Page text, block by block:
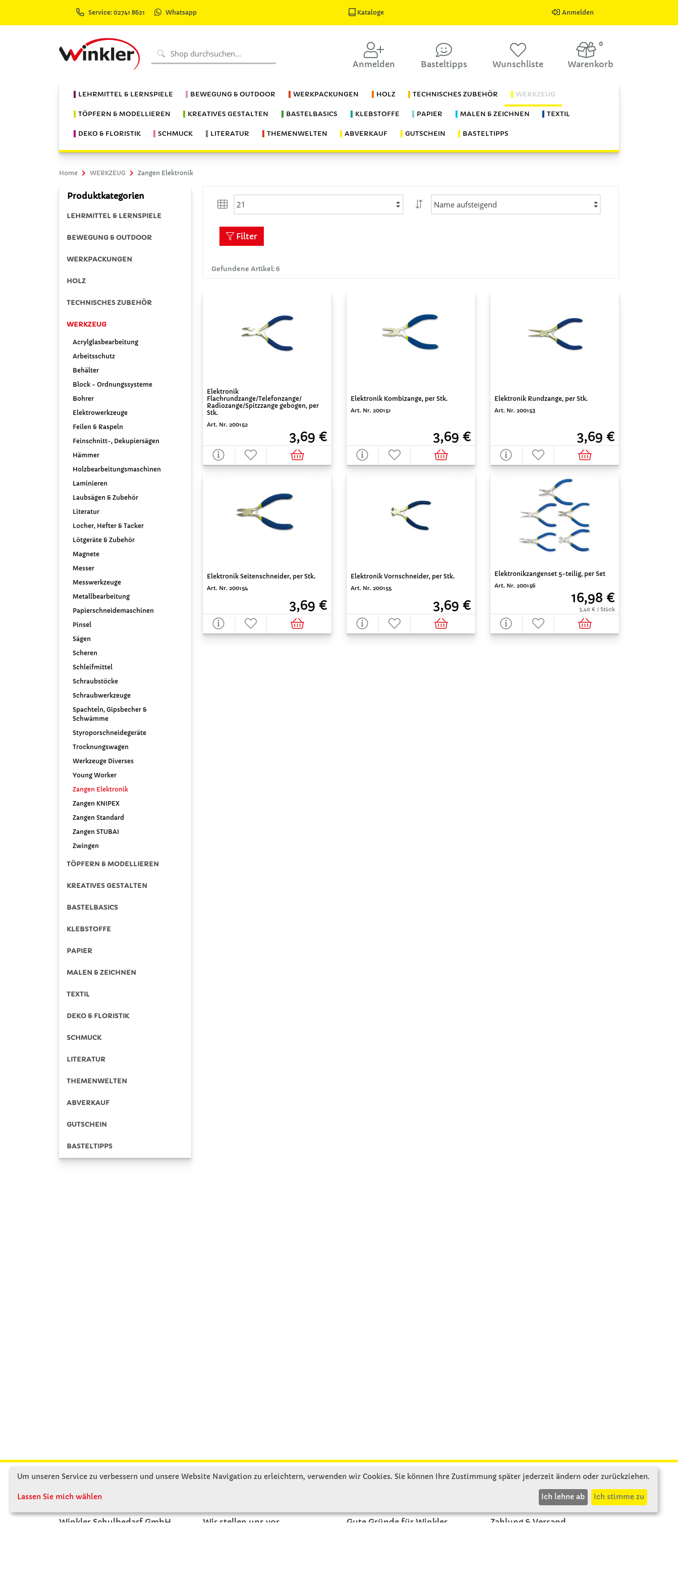
Service: 02741 8621 Whatsapp Kataloge Anmelden
Anmelden Basteltipps Wunschliste
0
Warenkorb
LEHRMITTEL & LERNSPIELE BEWEGUNG & OUTDOOR WERKPACKUNGEN HOLZ TECHNISCHES ZUBEHÖR WERKZEUG
TÖPFERN & MODELLIEREN KREATIVES GESTALTEN BASTELBASICS KLEBSTOFFE PAPIER MALEN & ZEICHNEN TEXTIL
DEKO & FLORISTIK SCHMUCK LITERATUR THEMENWELTEN ABVERKAUF GUTSCHEIN BASTELTIPPS
Home WERKZEUG Zangen Elektronik
Produktkategorien
LEHRMITTEL & LERNSPIELE
BEWEGUNG & OUTDOOR
WERKPACKUNGEN
HOLZ
TECHNISCHES ZUBEHÖR
WERKZEUG
Acrylglasbearbeitung
Arbeitsschutz
Behälter
Block - Ordnungssysteme
Bohrer
Elektrowerkzeuge
Feilen & Raspeln
Feinschnitt-, Dekupiersägen
Hämmer
Holzbearbeitungsmaschinen
Laminieren
Laubsägen & Zubehör
Literatur
Locher, Hefter & Tacker
Lötgeräte & Zubehör
Magnete
Messer
Messwerkzeuge
Metallbearbeitung
Papierschneidemaschinen
Pinsel
Sägen
Scheren
Schleifmittel
Schraubstöcke
Schraubwerkzeuge
Spachteln, Gipsbecher &
Schwämme
Styroporschneidegeräte
Trocknungswagen
Werkzeuge Diverses
Young Worker
Zangen Elektronik
Zangen KNIPEX
Zangen Standard
Zangen STUBAI
Zwingen
TÖPFERN & MODELLIEREN
KREATIVES GESTALTEN
BASTELBASICS
KLEBSTOFFE
PAPIER
MALEN & ZEICHNEN
TEXTIL
DEKO & FLORISTIK
SCHMUCK
LITERATUR
THEMENWELTEN
ABVERKAUF
GUTSCHEIN
BASTELTIPPS
Gefundene Artikel: 6
Filter
Elektronik
Flachrundzange/Telefonzange/
Radiozange/Spitzzange gebogen, per
Stk.
Art. Nr. 200152
3,69 €
Elektronik Kombizange, per Stk.
Art. Nr. 200151
3,69 €
Elektronik Rundzange, per Stk.
Art. Nr. 200153
3,69 €
Elektronik Seitenschneider, per Stk.
Art. Nr. 200154
3,69 €
Elektronik Vornschneider, per Stk.
Art. Nr. 200155
3,69 €
Elektronikzangenset 5-teilig, per Set
Art. Nr. 200156
16,98 €
3,40 € / Stück
KONTAKT
Winkler Schulbedarf GmbH
Wir stellen uns vor
Gute Gründe für Winkler
Zahlung & Versand
Um unseren Service zu verbessern und unsere Website Navigation zu erleichtern, verwenden wir Cookies. Sie können Ihre Zustimmung später jederzeit ändern oder zurückziehen.
Lassen Sie mich wählen Ich lehne ab Ich stimme zu